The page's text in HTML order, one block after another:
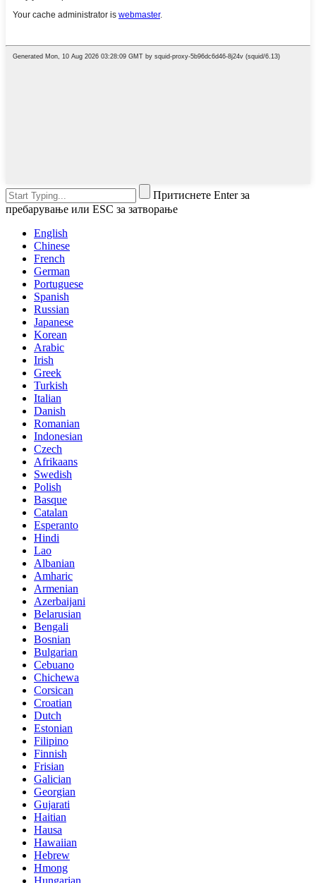
Притиснете Enter за
пребарување или ESC за затворање
English
Chinese
French
German
Portuguese
Spanish
Russian
Japanese
Korean
Arabic
Irish
Greek
Turkish
Italian
Danish
Romanian
Indonesian
Czech
Afrikaans
Swedish
Polish
Basque
Catalan
Esperanto
Hindi
Lao
Albanian
Amharic
Armenian
Azerbaijani
Belarusian
Bengali
Bosnian
Bulgarian
Cebuano
Chichewa
Corsican
Croatian
Dutch
Estonian
Filipino
Finnish
Frisian
Galician
Georgian
Gujarati
Haitian
Hausa
Hawaiian
Hebrew
Hmong